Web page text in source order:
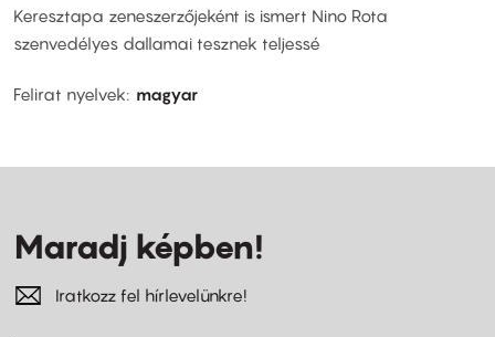
Keresztapa zeneszerzőjeként is ismert Nino Rota
szenvedélyes dallamai tesznek teljessé
Felirat nyelvek magyar
Maradj képben!
Iratkozz fel hírlevelünkre!